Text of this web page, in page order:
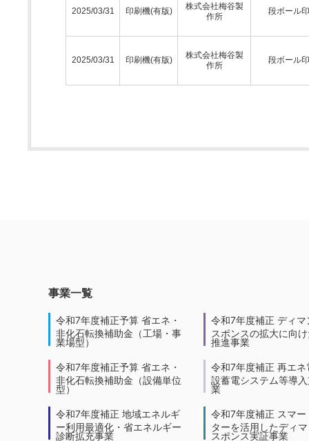
2025/03/31 印刷機(有版)
株式会社梅谷製
作所
段ボール
2025/03/31 印刷機(有版)
株式会社梅谷製
作所
段ボール
事業一覧
令和7年度補正予算 省エネ・
非化石転換補助金（工場・事
業場型）
令和7年度補正予算 省エネ・
非化石転換補助金（設備単位
型）
令和7年度補正 地域エネルギ
ー利用最適化・省エネルギー
診断拡充事業
令和7年度補正 ディマ
スポンスの拡大に向
推進事業
令和7年度補正 再エネ
設蓄電システム等導
業
令和7年度補正 スマー
ターを活用したディ
スポンス実証事業